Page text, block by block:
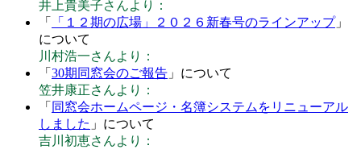
井上貴美子さんより：
「
「１２期の広場」２０２６新春号のラインアップ」
について
川村浩一さんより：
「 30期同窓会のご報告 」について
笠井康正さんより：
「 同窓会ホームページ・名簿システムをリニューアル
しました 」について
吉川初恵さんより：